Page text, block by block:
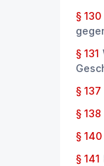
§ 130
§ 131
§ 137
§ 138
§ 140
§ 141